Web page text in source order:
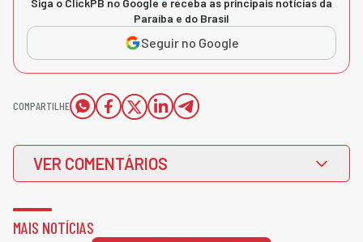
Paraíba e do Brasil
Seguir no Google
COMPARTILHE
VER COMENTÁRIOS
MAIS NOTÍCIAS